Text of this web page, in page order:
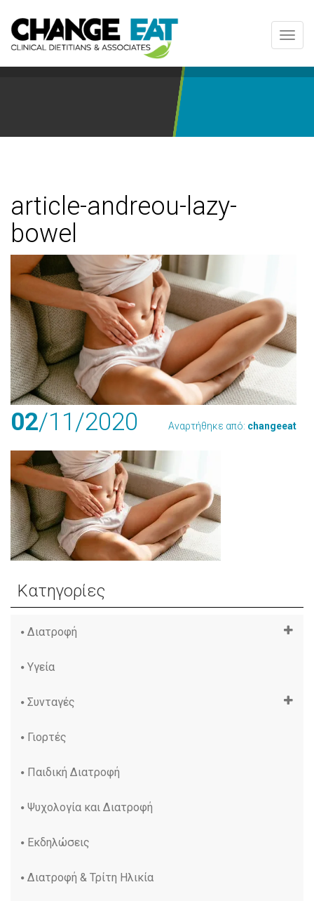
article-andreou-lazy-
bowel
02/11/2020 Αναρτήθηκε από: changeeat
Κατηγορίες
Διατροφή
Υγεία
Συνταγές
Γιορτές
Παιδική Διατροφή
Ψυχολογία και Διατροφή
Εκδηλώσεις
Διατροφή & Τρίτη Ηλικία